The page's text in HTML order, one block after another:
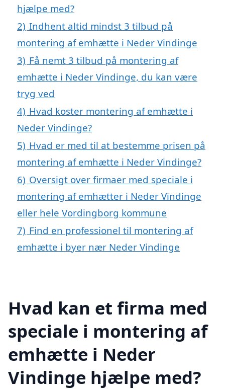
hjælpe med?
2) Indhent altid mindst 3 tilbud på
montering af emhætte i Neder Vindinge
3) Få nemt 3 tilbud på montering af
emhætte i Neder Vindinge, du kan være
tryg ved
4) Hvad koster montering af emhætte i
Neder Vindinge?
5) Hvad er med til at bestemme prisen på
montering af emhætte i Neder Vindinge?
6) Oversigt over firmaer med speciale i
montering af emhætter i Neder Vindinge
eller hele Vordingborg kommune
7) Find en professionel til montering af
emhætte i byer nær Neder Vindinge
Hvad kan et firma med
speciale i montering af
emhætte i Neder
Vindinge hjælpe med?